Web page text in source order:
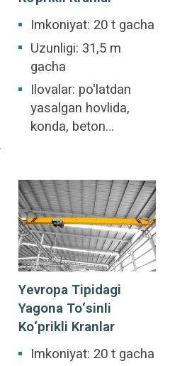
Imkoniyat: 20 t gacha
Uzunligi: 31,5 m
gacha
Ilovalar: po'latdan
yasalgan hovlida,
konda, beton
kema qurilishida va
hokazolarda
qo'llaniladi. Ko'prikli
kran turli xil yuk
ko'tarish ilovalariga
xizmat qiluvchi
ko'plab sanoat ish
joylarining umumiy
xususiyati.
Yevropa Tipidagi
Yagona To‘sinli
Ko‘prikli Kranlar
Imkoniyat: 20 t gacha